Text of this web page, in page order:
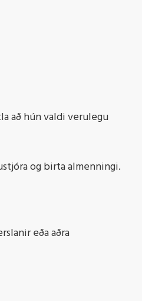
að hún valdi verulegu
og birta almenningi.
eða aðra